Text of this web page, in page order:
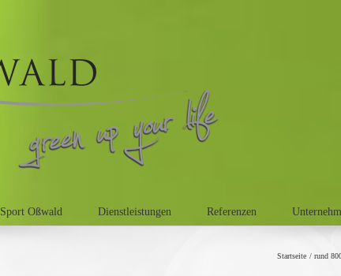
Sport Oßwald Dienstleistungen Referenzen
Startseite rund